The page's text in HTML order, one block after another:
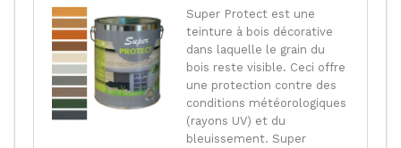
Super Protect est une
teinture à bois décorative
dans laquelle le grain du
bois reste visible. Ceci offre
une protection contre des
conditions météorologiques
(rayons UV) et du
bleuissement. Super